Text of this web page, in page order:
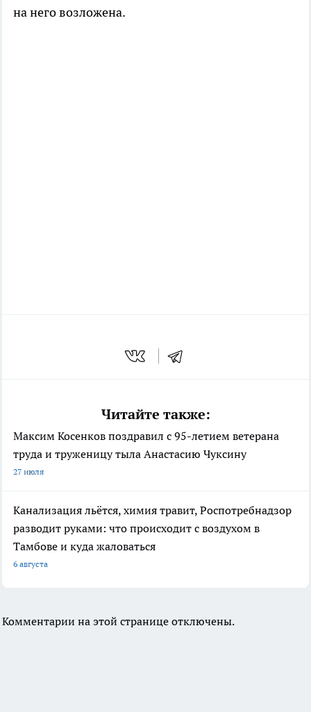
на него возложена.
Читайте также:
Максим Косенков поздравил с 95-летием ветерана
труда и труженицу тыла Анастасию Чуксину
27 июля
Канализация льётся, химия травит, Роспотребнадзор
разводит руками: что происходит с воздухом в
Тамбове и куда жаловаться
6 августа
Комментарии на этой странице отключены.